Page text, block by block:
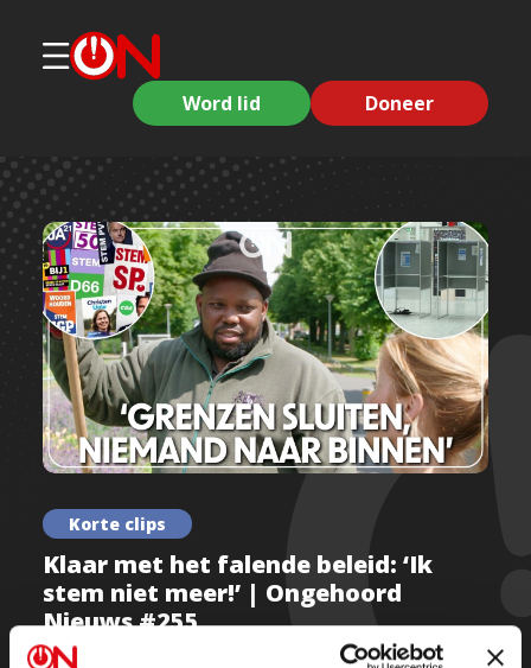
Word lid Doneer
Korte clips
Klaar met het falende beleid: ‘Ik
stem niet meer!’ | Ongehoord
Nieuws #255